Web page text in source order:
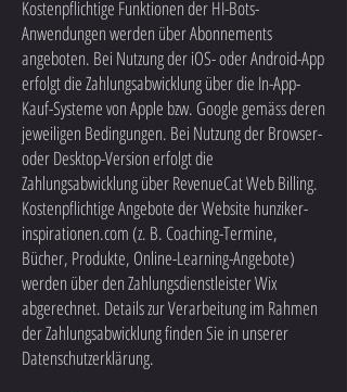
Kostenpflichtige Funktionen der HI-Bots-
Anwendungen werden über Abonnements
angeboten. Bei Nutzung der iOS- oder Android-App
erfolgt die Zahlungsabwicklung über die In-App-
Kauf-Systeme von Apple bzw. Google gemäss deren
jeweiligen Bedingungen. Bei Nutzung der Browser-
oder Desktop-Version erfolgt die
Zahlungsabwicklung über RevenueCat Web Billing.
Kostenpflichtige Angebote der Website hunziker-
inspirationen.com (z. B. Coaching-Termine,
Bücher, Produkte, Online-Learning-Angebote)
werden über den Zahlungsdienstleister Wix
abgerechnet. Details zur Verarbeitung im Rahmen
der Zahlungsabwicklung finden Sie in unserer
Datenschutzerklärung.